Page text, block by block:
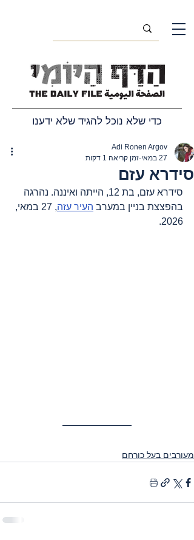
כדי שלא נוכל להגיד שלא ידענו
סידרא עזם
Adi Ronen Argov
27 במאי
זמן קריאה 1 דקות
סידרא עזם, בת 12, הייתה ואיננה. נהרגה
בהפצצת בניין במערב העיר עזה
, 27 במאי,
2026.
מעורבים בעל כורחם